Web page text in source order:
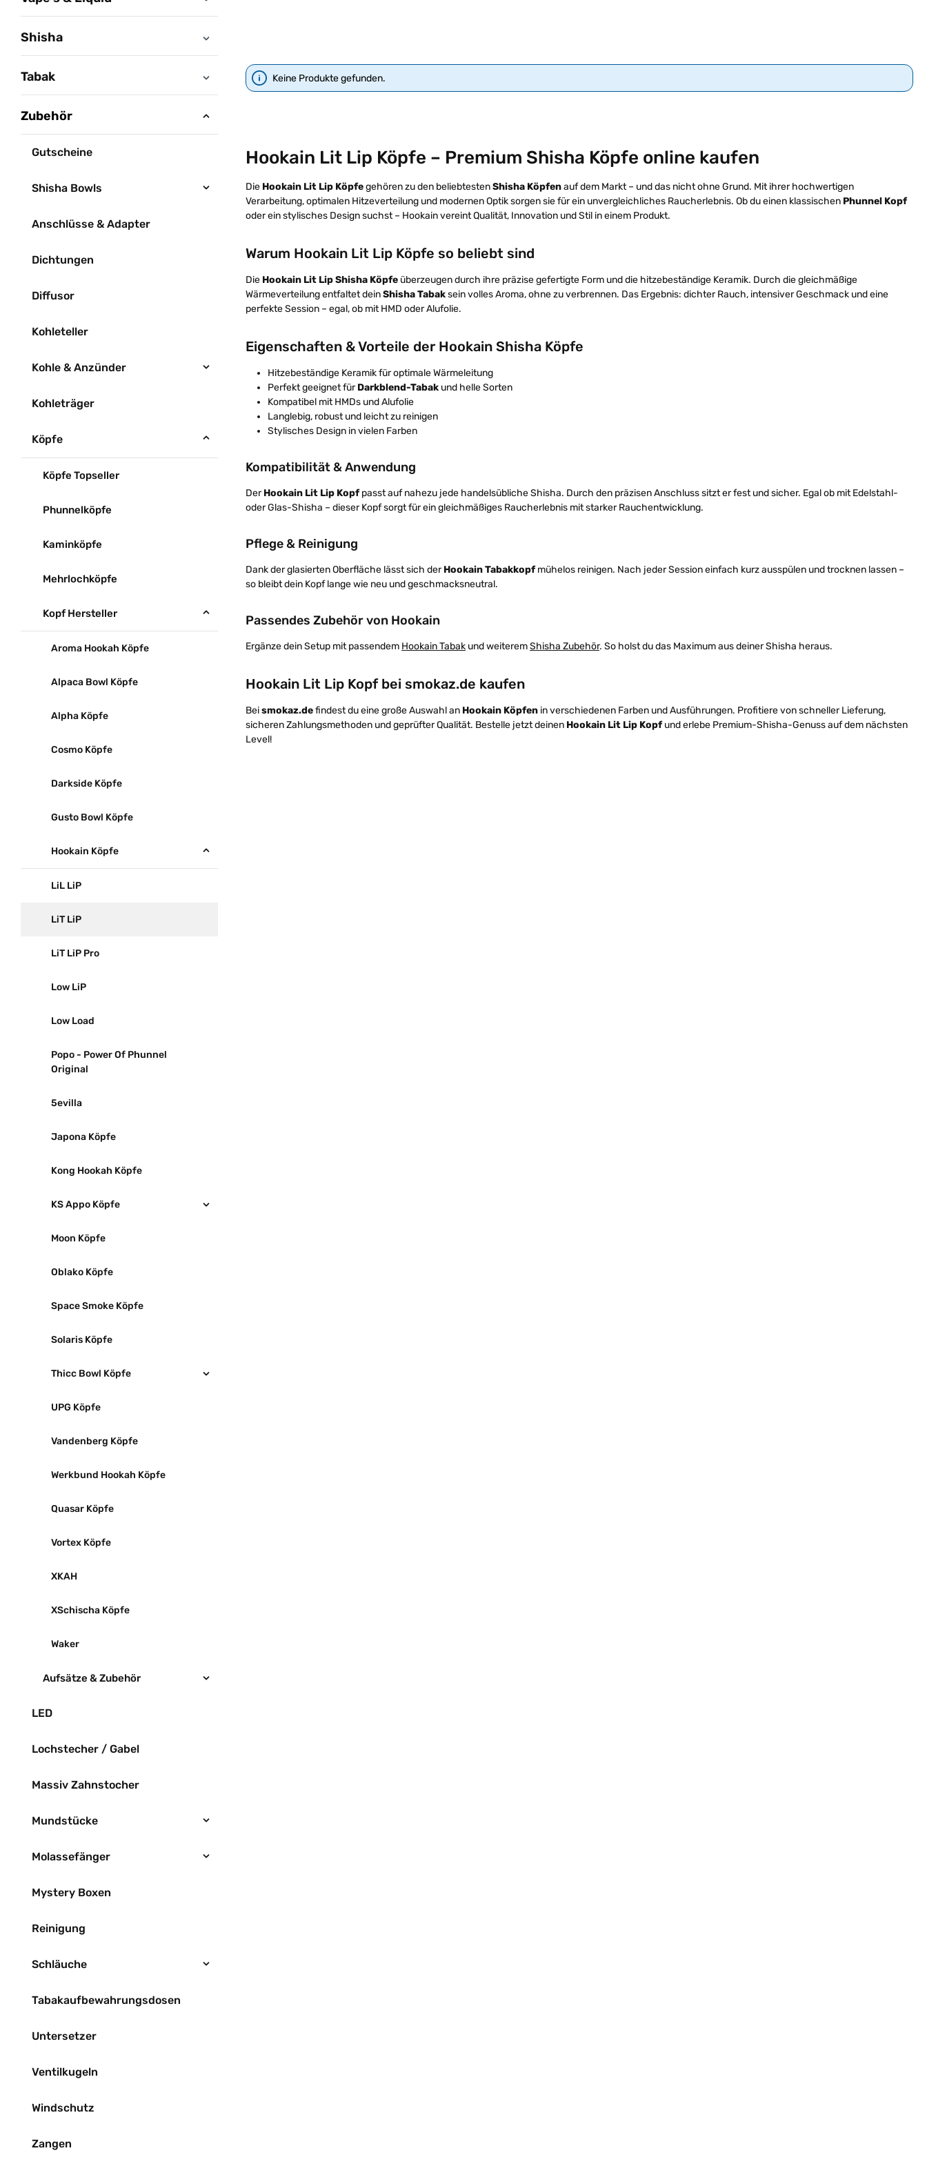
Shisha
Tabak
Zubehör
Gutscheine
Shisha Bowls
Anschlüsse & Adapter
Dichtungen
Diffusor
Kohleteller
Kohle & Anzünder
Kohleträger
Köpfe
Köpfe Topseller
Phunnelköpfe
Kaminköpfe
Mehrlochköpfe
Kopf Hersteller
Aroma Hookah Köpfe
Alpaca Bowl Köpfe
Alpha Köpfe
Cosmo Köpfe
Darkside Köpfe
Gusto Bowl Köpfe
Hookain Köpfe
LiL LiP
LiT LiP
LiT LiP Pro
Low LiP
Low Load
Popo - Power Of Phunnel
Original
5evilla
Japona Köpfe
Kong Hookah Köpfe
KS Appo Köpfe
Moon Köpfe
Oblako Köpfe
Space Smoke Köpfe
Solaris Köpfe
Thicc Bowl Köpfe
UPG Köpfe
Vandenberg Köpfe
Werkbund Hookah Köpfe
Quasar Köpfe
Vortex Köpfe
XKAH
XSchischa Köpfe
Waker
Aufsätze & Zubehör
LED
Lochstecher / Gabel
Massiv Zahnstocher
Mundstücke
Molassefänger
Mystery Boxen
Reinigung
Schläuche
Tabakaufbewahrungsdosen
Untersetzer
Ventilkugeln
Windschutz
Zangen
Keine Produkte gefunden.
Hookain Lit Lip Köpfe – Premium Shisha Köpfe online kaufen
Die Hookain Lit Lip Köpfegehören zu den beliebtestenShisha Köpfenauf dem Markt – und das nicht ohne Grund. Mit ihrer hochwertigen
Verarbeitung, optimalen Hitzeverteilung und modernen Optik sorgen sie für ein unvergleichliches Raucherlebnis. Ob du einen klassischen Phunnel Kopf
oder ein stylisches Design suchst – Hookain vereint Qualität, Innovation und Stil in einem Produkt.
Warum Hookain Lit Lip Köpfe so beliebt sind
Die Hookain Lit Lip Shisha Köpfe überzeugen durch ihre präzise gefertigte Form und die hitzebeständige Keramik. Durch die gleichmäßige
Wärmeverteilung entfaltet deinShisha Tabaksein volles Aroma, ohne zu verbrennen. Das Ergebnis: dichter Rauch, intensiver Geschmack und eine
perfekte Session – egal, ob mit HMD oder Alufolie.
Eigenschaften & Vorteile der Hookain Shisha Köpfe
Hitzebeständige Keramik für optimale Wärmeleitung
Perfekt geeignet fürDarkblend-Tabak und helle Sorten
Kompatibel mit HMDs und Alufolie
Langlebig, robust und leicht zu reinigen
Stylisches Design in vielen Farben
Kompatibilität & Anwendung
DerHookain Lit Lip Kopfpasst auf nahezu jede handelsübliche Shisha. Durch den präzisen Anschluss sitzt er fest und sicher. Egal ob mit Edelstahl-
oder Glas-Shisha – dieser Kopf sorgt für ein gleichmäßiges Raucherlebnis mit starker Rauchentwicklung.
Pflege & Reinigung
Dank der glasierten Oberfläche lässt sich derHookain Tabakkopfmühelos reinigen. Nach jeder Session einfach kurz ausspülen und trocknen lassen –
so bleibt dein Kopf lange wie neu und geschmacksneutral.
Passendes Zubehör von Hookain
Ergänze dein Setup mit passendem Hookain Tabak und weiteremShisha Zubehör. So holst du das Maximum aus deiner Shisha heraus.
Hookain Lit Lip Kopf bei smokaz.de kaufen
Beismokaz.defindest du eine große Auswahl an Hookain Köpfen in verschiedenen Farben und Ausführungen. Profitiere von schneller Lieferung,
sicheren Zahlungsmethoden und geprüfter Qualität. Bestelle jetzt deinen Hookain Lit Lip Kopfund erlebe Premium-Shisha-Genuss auf dem nächsten
Level!